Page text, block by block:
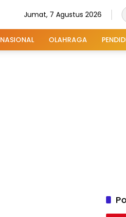
Jumat, 7 Agustus 2026
NASIONAL OLAHRAGA